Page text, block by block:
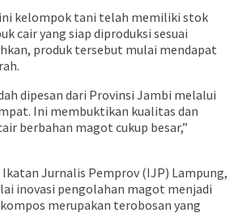
kelompok tani telah memiliki stok
cair yang siap diproduksi sesuai
produk tersebut mulai mendapat
dipesan dari Provinsi Jambi melalui
Ini membuktikan kualitas dan
berbahan magot cukup besar,”
Jurnalis Pemprov (IJP) Lampung,
inovasi pengolahan magot menjadi
merupakan terobosan yang